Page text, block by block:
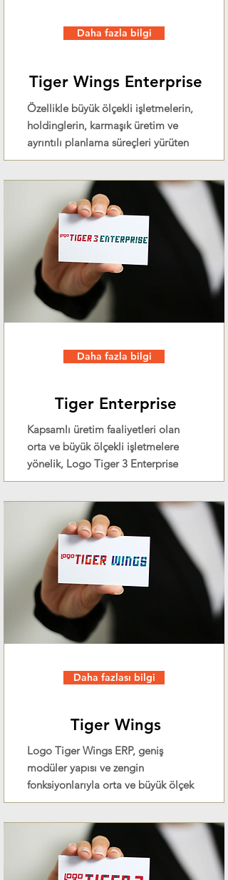
Daha fazla bilgi
Tiger Wings Enterprise
Özellikle büyük ölçekli işletmelerin,
holdinglerin, karmaşık üretim ve
ayrıntılı planlama süreçleri yürüten
Daha fazla bilgi
Tiger Enterprise
Kapsamlı üretim faaliyetleri olan
orta ve büyük ölçekli işletmelere
yönelik, Logo Tiger 3 Enterprise
Daha fazlası bilgi
Tiger Wings
Logo Tiger Wings ERP, geniş
modüler yapısı ve zengin
fonksiyonlarıyla orta ve büyük ölçek